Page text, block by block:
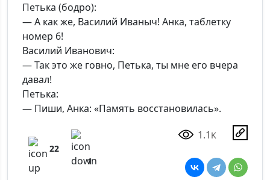
Петька (бодро):
— А как же, Василий Иваныч! Анка, таблетку
номер 6!
Василий Иванович:
— Так это же говно, Петька, ты мне его вчера
давал!
Петька:
— Пиши, Анка: «Память восстановилась».
22
1
1.1 K